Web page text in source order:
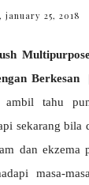
25, 2018
Berkesan|
tahu
sekarang bila
dan ekzema
masa-